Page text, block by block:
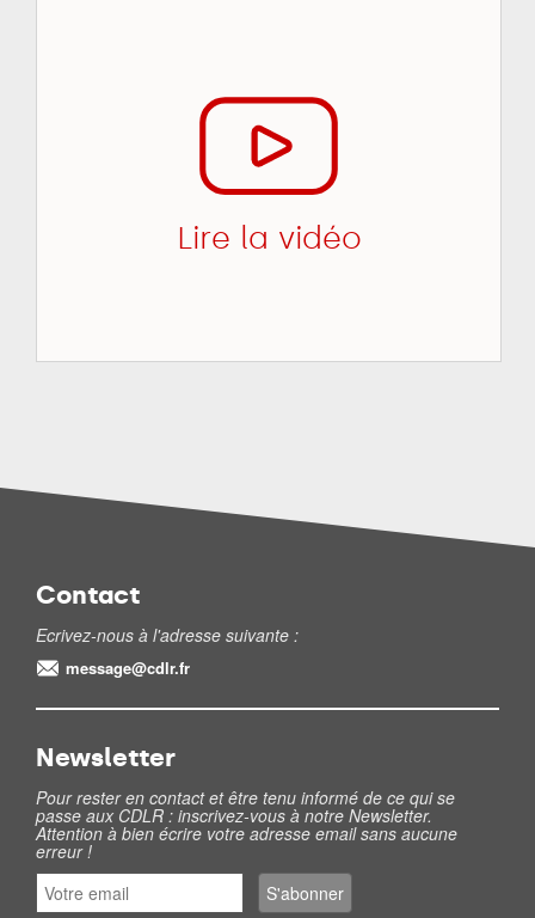
Lire la vidéo
Contact
Ecrivez-nous à l'adresse suivante :
message@cdlr.fr
Newsletter
Pour rester en contact et être tenu informé de ce qui se
passe aux CDLR : inscrivez-vous à notre Newsletter.
Attention à bien écrire votre adresse email sans aucune
erreur !